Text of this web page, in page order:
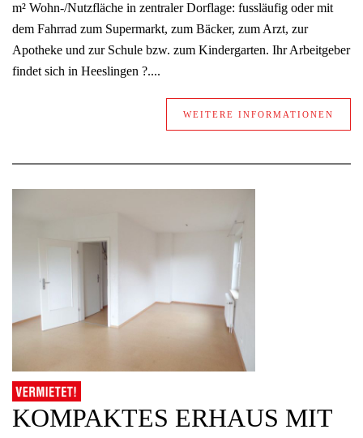
m² Wohn-/Nutzfläche in zentraler Dorflage: fussläufig oder mit
dem Fahrrad zum Supermarkt, zum Bäcker, zum Arzt, zur
Apotheke und zur Schule bzw. zum Kindergarten. Ihr Arbeitgeber
findet sich in Heeslingen ?....
WEITERE INFORMATIONEN
KOMPAKTES ERHAUS MIT